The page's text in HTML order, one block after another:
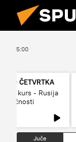
05:00
DO ČETVRTKA
kurs - Rusija
Juče